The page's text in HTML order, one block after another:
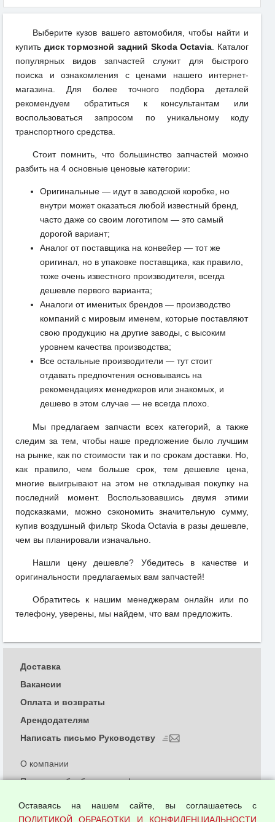
Выберите кузов вашего автомобиля, чтобы найти и
купить диск тормозной задний Skoda Octavia. Каталог
популярных видов запчастей служит для быстрого
поиска и ознакомления с ценами нашего интернет-
магазина. Для более точного подбора деталей
рекомендуем обратиться к консультантам или
воспользоваться запросом по уникальному коду
транспортного средства.
Стоит помнить, что большинство запчастей можно
разбить на 4 основные ценовые категории:
Оригинальные — идут в заводской коробке, но
внутри может оказаться любой известный бренд,
часто даже со своим логотипом — это самый
дорогой вариант;
Аналог от поставщика на конвейер — тот же
оригинал, но в упаковке поставщика, как правило,
тоже очень известного производителя, всегда
дешевле первого варианта;
Аналоги от именитых брендов — производство
компаний с мировым именем, которые поставляют
свою продукцию на другие заводы, с высоким
уровнем качества производства;
Все остальные производители — тут стоит
отдавать предпочтения основываясь на
рекомендациях менеджеров или знакомых, и
дешево в этом случае — не всегда плохо.
Мы предлагаем запчасти всех категорий, а также
следим за тем, чтобы наше предложение было лучшим
на рынке, как по стоимости так и по срокам доставки. Но,
как правило, чем больше срок, тем дешевле цена,
многие выигрывают на этом не откладывая покупку на
последний момент. Воспользовавшись двумя этими
подсказками, можно сэкономить значительную сумму,
купив воздушный фильтр Skoda Octavia в разы дешевле,
чем вы планировали изначально.
Нашли цену дешевле? Убедитесь в качестве и
оригинальности предлагаемых вам запчастей!
Обратитесь к нашим менеджерам онлайн или по
телефону, уверены, мы найдем, что вам предложить.
О компании
Политика обработки и конфиденциальности
Согласием на обработку персональных данных
Доставка
Вакансии
Оплата и возвраты
Арендодателям
Написать письмо Руководству
Оставаясь на нашем сайте, вы соглашаетесь с
ПОЛИТИКОЙ ОБРАБОТКИ И КОНФИДЕНЦИАЛЬНОСТИ